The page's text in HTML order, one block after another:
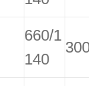
660/1
140